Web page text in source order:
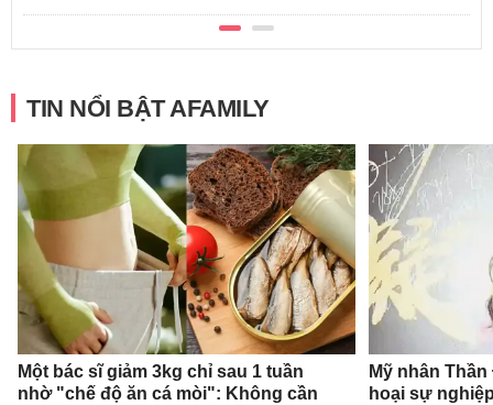
TIN NỔI BẬT AFAMILY
Một bác sĩ giảm 3kg chỉ sau 1 tuần
nhờ "chế độ ăn cá mòi": Không cần
Mỹ nhân
hoại sự